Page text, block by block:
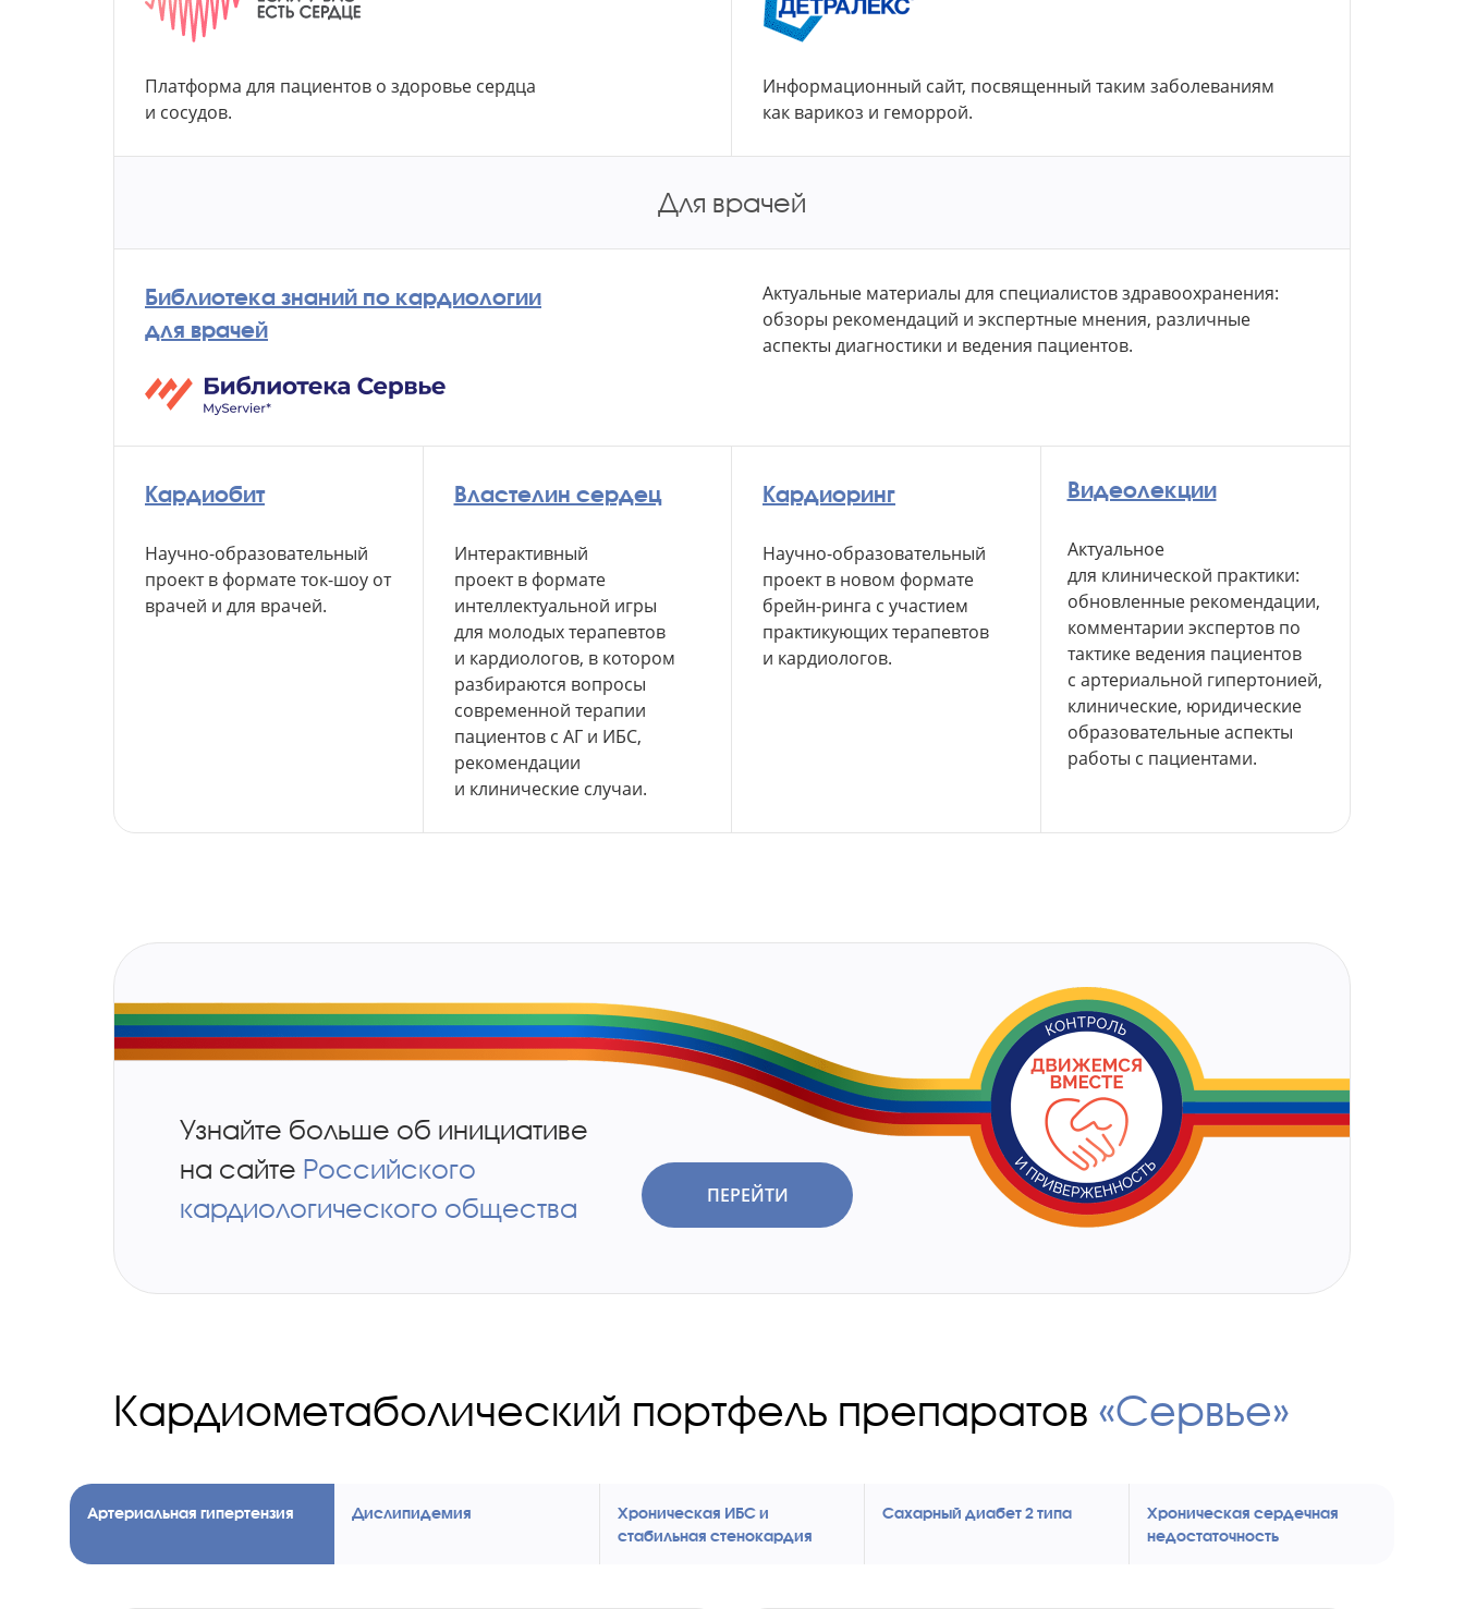
Платформа для пациентов о здоровье сердца
и сосудов.
Информационный сайт, посвященный таким заболеваниям
как варикоз и геморрой.
Для врачей
Библиотека знаний по кардиологии
для врачей
Актуальные материалы для специалистов здравоохранения:
обзоры рекомендаций и экспертные мнения, различные
аспекты диагностики и ведения пациентов.
Кардиобит
Научно-образовательный
проектв форматеток-шоу от
врачей и для врачей.
Властелин сердец
Интерактивный
проект в формате
интеллектуальной игры
для молодыхтерапевтов
и кардиологов, в котором
разбираются вопросы
современной терапии
пациентов с АГ и ИБС,
рекомендации
и клиническиеслучаи.
Кардиоринг
Научно-образовательный
проектв новом формате
брейн-ринга с участием
практикующих терапевтов
и кардиологов.
Видеолекции
Актуальное
для клинической практики:
обновленные рекомендации,
комментарии экспертов по
тактике ведения пациентов
с артериальной гипертонией,
клинические, юридические
образовательные аспекты
работы с пациентами.
Узнайте больше об инициативе
на сайте Российского
кардиологического общества
ПЕРЕЙТИ
Кардиометаболический портфель препаратов «Сервье»
Артериальная гипертензия Дислипидемия
Хроническая ИБС и
стабильная стенокардия
Cахарный диабет 2 типа
Хроническая сердечная
недостаточность